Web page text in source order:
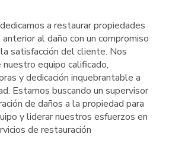
a restaurar propiedades
al daño con un compromiso
satisfacción del cliente. Nos
equipo calificado,
y dedicación inquebrantable a
Estamos buscando un supervisor
de daños a la propiedad para
y liderar nuestros esfuerzos en
de restauración